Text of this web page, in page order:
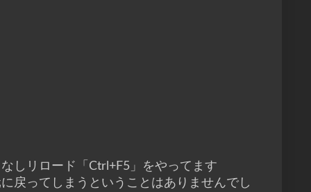
しリロード「Ctrl+F5」をやってます
戻ってしまうということはありませんでし